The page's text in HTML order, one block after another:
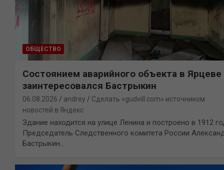
ОБЩЕСТВО
Состоянием аварийного объекта в Ярцеве
заинтересовался Бастрыкин
06.08.2026 andrey
Сделать «gudvill.com» источником
новостей в Яндекс
Здание находится на улице Ленина и построено в 1912
Председатель Следственного комитета России
Бастрыкин…